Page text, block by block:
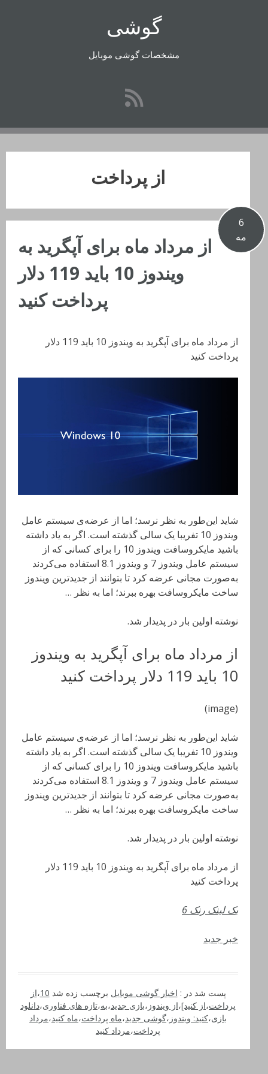
گوشی
مشخصات گوشی موبایل
از پرداخت
6
مه
از مرداد ماه برای آپگرید به
ویندوز 10 باید 119 دلار
پرداخت کنید
از مرداد ماه برای آپگرید به ویندوز 10 باید 119 دلار
پرداخت کنید
شاید این‌طور به نظر نرسد؛ اما از عرضه‌ی سیستم عامل
ویندوز 10 تفریبا یک سالی گذشته است. اگر به یاد داشته
باشید مایکروسافت ویندوز 10 را برای کسانی که از
سیستم عامل ویندوز 7 و ویندوز 8.1 استفاده می‌کردند
به‌صورت مجانی عرضه کرد تا بتوانند از جدیدترین ویندوز
ساخت مایکروسافت بهره ببرند؛ اما به نظر …
نوشته اولین بار در پدیدار شد.
از مرداد ماه برای آپگرید به ویندوز
10 باید 119 دلار پرداخت کنید
(image)
شاید این‌طور به نظر نرسد؛ اما از عرضه‌ی سیستم عامل
ویندوز 10 تفریبا یک سالی گذشته است. اگر به یاد داشته
باشید مایکروسافت ویندوز 10 را برای کسانی که از
سیستم عامل ویندوز 7 و ویندوز 8.1 استفاده می‌کردند
به‌صورت مجانی عرضه کرد تا بتوانند از جدیدترین ویندوز
ساخت مایکروسافت بهره ببرند؛ اما به نظر …
نوشته اولین بار در پدیدار شد.
از مرداد ماه برای آپگرید به ویندوز 10 باید 119 دلار
پرداخت کنید
بک لینک رنک 6
خبر جدید
پست شد در : اخبار گوشی موبایل برچسب زده شد 10،از
پرداخت،از کنید]،از ویندوز ،بازی جدید،به،تازه های فناوری،دانلود
بازی،کنید: ویندوز ،گوشی جدید،ماه پرداخت،ماه کنید،مرداد
پرداخت،مرداد کنید